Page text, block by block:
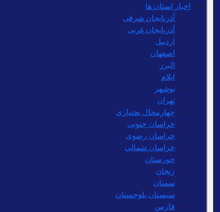
اخبار استان ها
آذربایجان شرقی
آذربایجان غربی
اردبیل
اصفهان
البرز
ایلام
بوشهر
تهران
چهارمحال بختیاری
خراسان جنوبی
خراسان رضوی
خراسان شمالی
خوزستان
زنجان
سمنان
سیستان بلوچستان
فارس